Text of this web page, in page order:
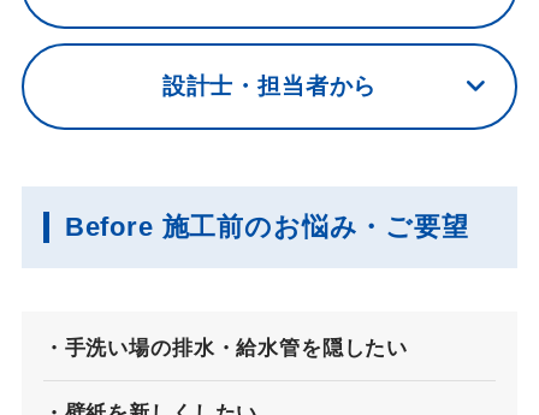
設計士・担当者から
Before 施工前のお悩み・ご要望
手洗い場の排水・給水管を隠したい